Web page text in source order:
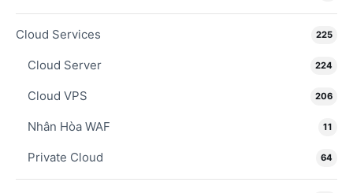
Cloud Services 225
Cloud Server 224
Cloud VPS 206
Nhân Hòa WAF 11
Private Cloud 64